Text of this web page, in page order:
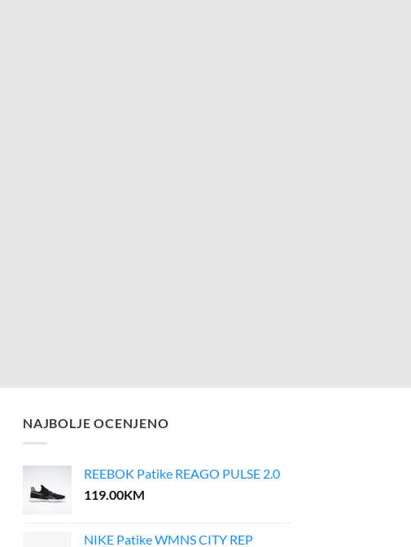
NAJBOLJE OCENJENO
REEBOK Patike REAGO PULSE 2.0
119.00KM
NIKE Patike WMNS CITY REP